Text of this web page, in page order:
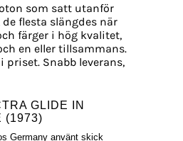
som satt utanför
de flesta slängdes när
färger i hög kvalitet,
en eller tillsammans.
Snabb leverans,
GLIDE IN
(1973)
Germany använt skick